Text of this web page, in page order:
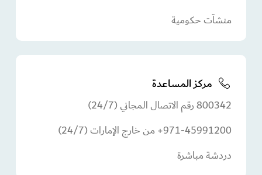
منشآت حكومية
مركز المساعدة
800342 رقم الاتصال المجاني (24/7)
971-45991200+ من خارج الإمارات (24/7)
دردشة مباشرة